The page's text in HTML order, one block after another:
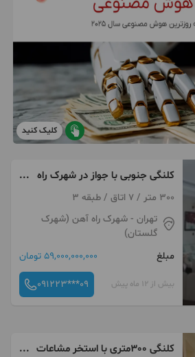
کلیک کنید
کلنگی جنوبی با جواز در شهرک راه
آهن معاوضه هم میشود300 متر / 7 اتاق / طبقه 3
تهران - شهرک راه آهن (شهرک
گلستان)
مبلغ
59,000,000,000 تومان
بیش از 12 ماه پیش 091223***09
کلنگی 300متری با استخر مشاعات